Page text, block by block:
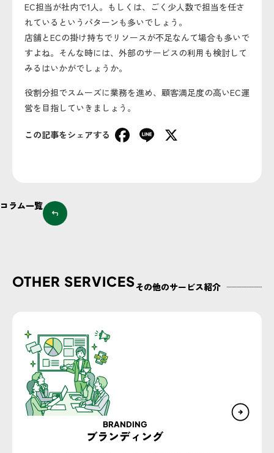
EC担当が社内で1人。もしくは、ごく少人数で担当を任さ
れているというパターンも多いでしょう。
店舗とECの掛け持ちでリソースが不足なんて場合も多いで
すよね。そんな時には、外部のサービスの利用も検討して
みるはいかがでしょうか。
役割分担でスムーズに業務を進め、顧客満足度の高いEC運
営を目指していきましょう。
この記事をシェアする Facebook
Line
コラム一覧
OTHER SERVICESその他のサービス紹介
BRANDING
ブランディング